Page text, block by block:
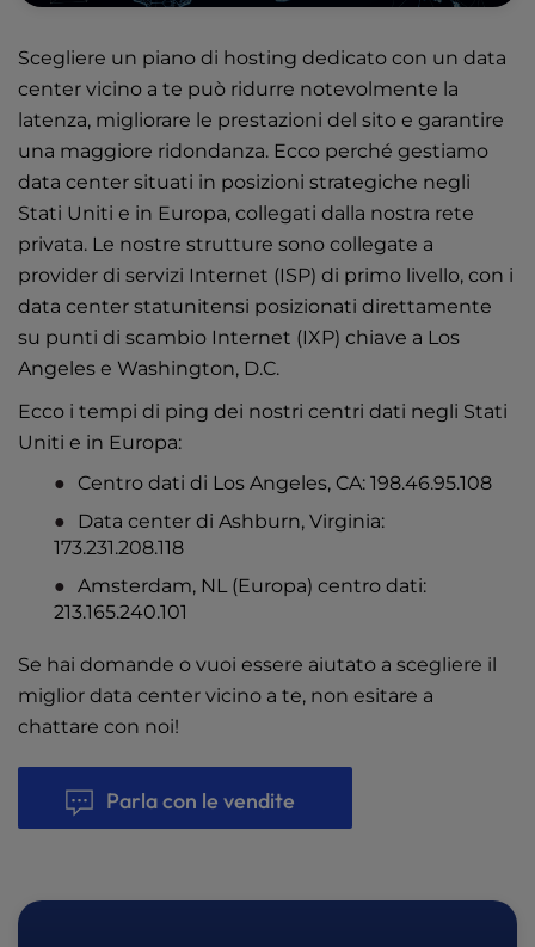
Scegliere un piano di hosting dedicato con un data
center vicino a te può ridurre notevolmente la
latenza, migliorare le prestazioni del sito e garantire
una maggiore ridondanza. Ecco perché gestiamo
data center situati in posizioni strategiche negli
Stati Uniti e in Europa, collegati dalla nostra rete
privata. Le nostre strutture sono collegate a
provider di servizi Internet (ISP) di primo livello, con i
data center statunitensi posizionati direttamente
su punti di scambio Internet (IXP) chiave a Los
Angeles e Washington, D.C.
Ecco i tempi di ping dei nostri centri dati negli Stati
Uniti e in Europa:
Centro dati di Los Angeles, CA: 198.46.95.108
Data center di Ashburn, Virginia:
173.231.208.118
Amsterdam, NL (Europa) centro dati:
213.165.240.101
Se hai domande o vuoi essere aiutato a scegliere il
miglior data center vicino a te, non esitare a
chattare con noi!
Parla con le vendite